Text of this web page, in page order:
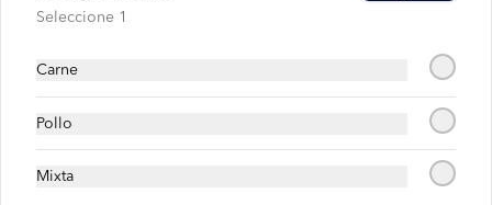
Jugo de Frutilla con Naranja
$2.69
Seleccione 1
Carne
Pollo
Mixta